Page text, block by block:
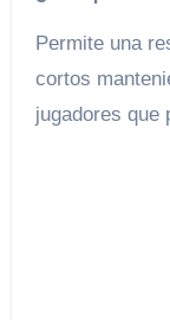
Permite una
cortos
jugadores que